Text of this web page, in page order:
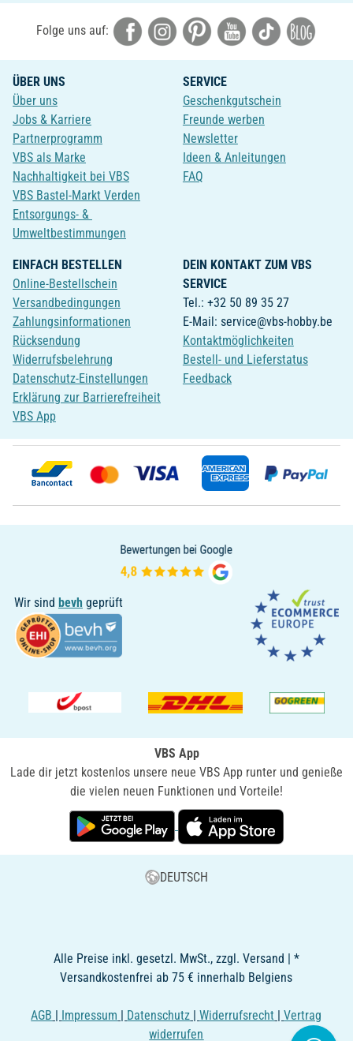
Folge uns auf:
ÜBER UNS
Über uns
Jobs & Karriere
Partnerprogramm
VBS als Marke
Nachhaltigkeit bei VBS
VBS Bastel-Markt Verden
Entsorgungs- &
Umweltbestimmungen
SERVICE
Geschenkgutschein
Freunde werben
Newsletter
Ideen & Anleitungen
FAQ
EINFACH BESTELLEN
Online-Bestellschein
Versandbedingungen
Zahlungsinformationen
Rücksendung
Widerrufsbelehrung
Datenschutz-Einstellungen
Erklärung zur Barrierefreiheit
VBS App
DEIN KONTAKT ZUM VBS
SERVICE
Tel.: +32 50 89 35 27
E-Mail: service@vbs-hobby.be
Kontaktmöglichkeiten
Bestell- und Lieferstatus
Feedback
Wir sind bevh geprüft
VBS App
Lade dir jetzt kostenlos unsere neue VBS App runter und genieße
die vielen neuen Funktionen und Vorteile!
DEUTSCH
Alle Preise inkl. gesetzl. MwSt., zzgl. Versand | *
Versandkostenfrei ab 75 € innerhalb Belgiens
AGB | Impressum | Datenschutz |Widerrufsrecht |Vertrag
widerrufen